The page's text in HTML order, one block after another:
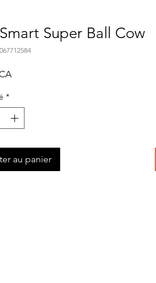
Super Ball Cow
Prix
*
au panier